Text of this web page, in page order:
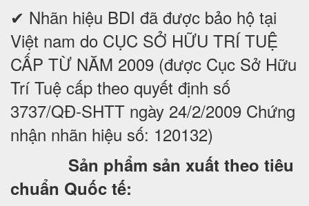
✔ Nhãn hiệu BDI đã được bảo hộ tại
Việt nam do CỤC SỞ HỮU TRÍ TUỆ
CẤP TỪ NĂM 2009 (được Cục Sở Hữu
Trí Tuệ cấp theo quyết định số
3737/QĐ-SHTT ngày 24/2/2009 Chứng
nhận nhãn hiệu số: 120132)
Sản phẩm sản xuất theo tiêu
chuẩn Quốc tế: